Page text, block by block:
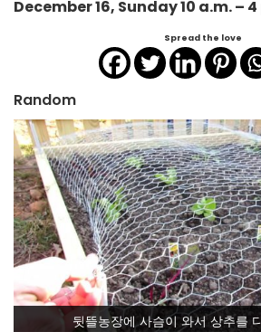
December 16, Sunday 10 a.m. –
Spread the love
Random
뒷뜰농장에 사슴이 와서 상추를